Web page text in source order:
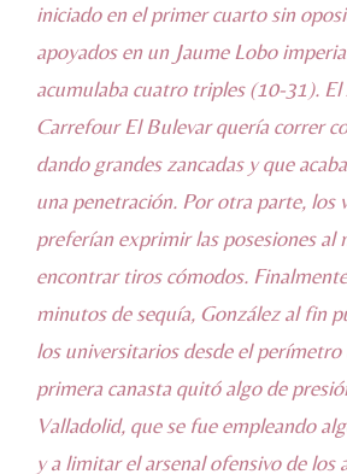
iniciado en el primer cuarto sin
apoyados en un Jaume Lobo
acumulaba cuatro triples (10-31).
Carrefour El Bulevar quería correr
dando grandes zancadas y que
una penetración. Por otra parte, los
preferían exprimir las posesiones al
encontrar tiros cómodos.
minutos de sequía, González al fin
los universitarios desde el
primera canasta quitó algo de
Valladolid, que se fue empleando
y a limitar el arsenal ofensivo de los